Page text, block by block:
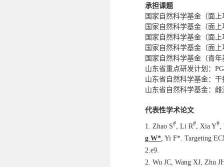
承担课题
国家自然科学基金（面上
国家自然科学基金（面
国家自然科学基金（面
国家自然科学基金（面
国家自然科学基金（青
山东省重点研发计划：
山东省自然科学基金：干
山东省自然科学基金：雌
代表性学术论文
1. Zhao S# , Li R# , Xia Y#
g W* , Yi F* . Targeting
2.e9.
2. Wu JC, Wang XJ, Zhu